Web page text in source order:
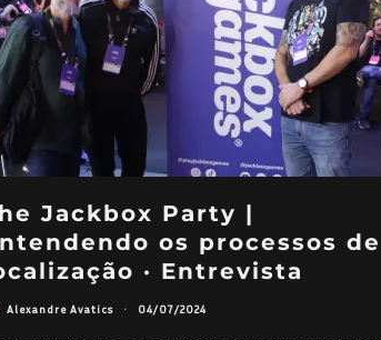
Jackbox Party |
os processos de
· Entrevista
Alexandre Avatics · 04/07/2024